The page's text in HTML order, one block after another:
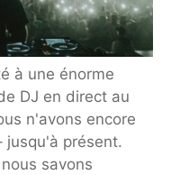
à une énorme
DJ en direct au
n'avons encore
jusqu'à présent.
savons